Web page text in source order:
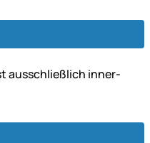
aus­schließ­lich inner­